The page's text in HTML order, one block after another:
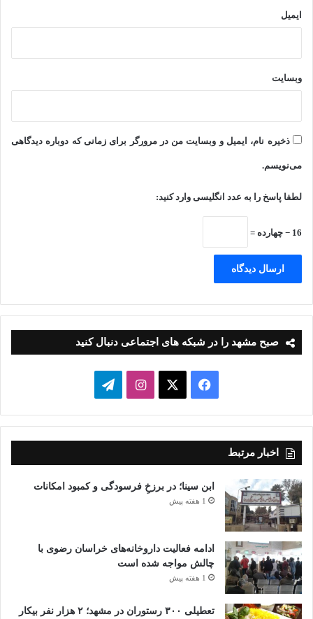
ایمیل
وبسایت
ذخیره نام، ایمیل و وبسایت من در مرورگر برای زمانی که دوباره دیدگاهی
می‌نویسم.
لطفا پاسخ را به عدد انگلیسی وارد کنید:
16 − چهارده =
صبح مشهد را در شبکه های اجتماعی دنبال کنید
فیسبوک ایکساینستاگرامتلگرام
اخبار مرتبط
ابن سینا؛ در برزخِ فرسودگی و کمبود امکانات
1 هفته پیش
ادامه فعالیت داروخانه‌های خراسان رضوی با
چالش مواجه شده است
1 هفته پیش
تعطیلی ۳۰۰ رستوران در مشهد؛ ۲ هزار نفر بیکار